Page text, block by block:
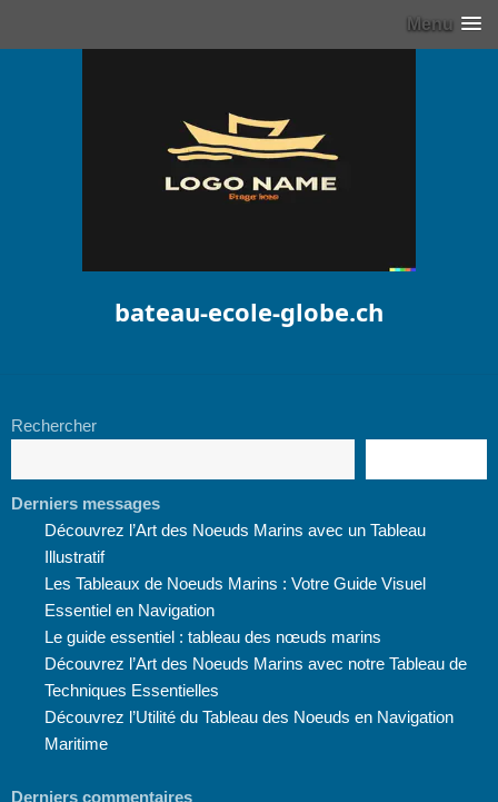
Menu
bateau-ecole-globe.ch
Rechercher
Derniers messages
Découvrez l’Art des Noeuds Marins avec un Tableau
Illustratif
Les Tableaux de Noeuds Marins : Votre Guide Visuel
Essentiel en Navigation
Le guide essentiel : tableau des nœuds marins
Découvrez l’Art des Noeuds Marins avec notre Tableau de
Techniques Essentielles
Découvrez l’Utilité du Tableau des Noeuds en Navigation
Maritime
Derniers commentaires